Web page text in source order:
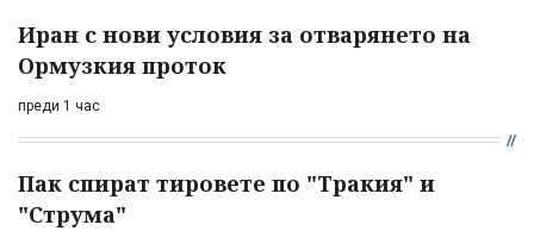
Иран с нови условия за отварянето на
Ормузкия проток
преди 1 час
Пак спират тировете по "Тракия" и
"Струма"